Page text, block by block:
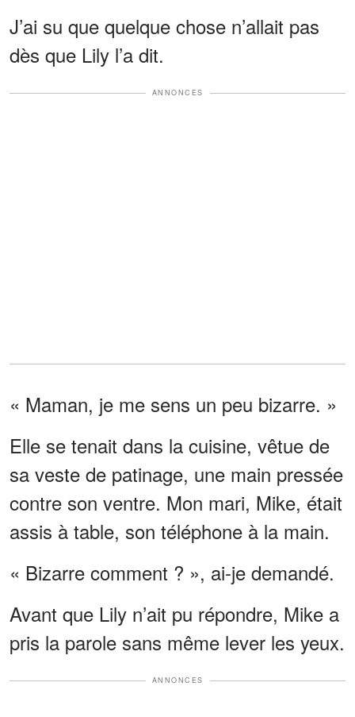
J’ai su que quelque chose n’allait pas
dès que Lily l’a dit.
ANNONCES
« Maman, je me sens un peu bizarre. »
Elle se tenait dans la cuisine, vêtue de
sa veste de patinage, une main pressée
contre son ventre. Mon mari, Mike, était
assis à table, son téléphone à la main.
« Bizarre comment ? », ai-je demandé.
Avant que Lily n’ait pu répondre, Mike a
pris la parole sans même lever les yeux.
ANNONCES